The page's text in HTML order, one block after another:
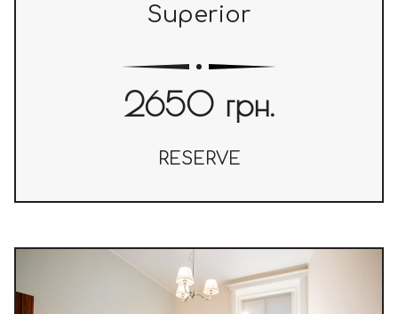
Superior
2650 грн.
RESERVE